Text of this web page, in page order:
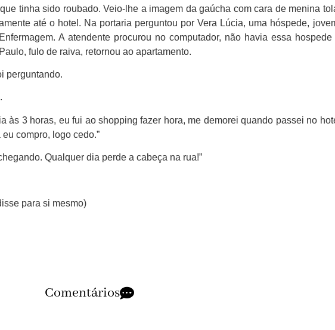
tinha sido roubado. Veio-lhe a imagem da gaúcha com cara de menina
até o hotel. Na portaria perguntou por Vera Lúcia, uma hóspede,
A atendente procurou no computador, não havia essa hospede
fulo de raiva, retornou ao apartamento.
perguntando.
às 3 horas, eu fui ao shopping fazer hora, me demorei quando passei no
compro, logo cedo.”
Qualquer dia perde a cabeça na rua!”
para si mesmo)
Comentários